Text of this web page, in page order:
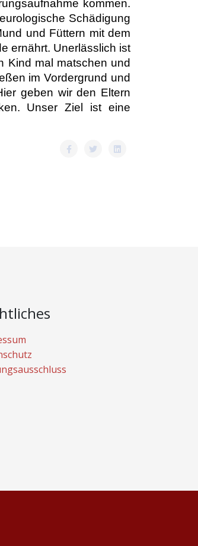
ufnahme kommen.
Schädigung
und Füttern mit dem
ernährt. Unerlässlich ist
Kind mal matschen und
im Vordergrund und
geben wir den Eltern
Unser Ziel ist eine